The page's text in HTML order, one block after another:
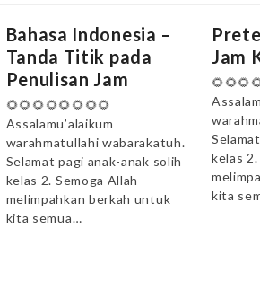
Bahasa Indonesia –
Tanda Titik pada
Penulisan Jam
🌻🌻🌻🌻🌻🌻🌻🌻
Assalamu’alaikum
warahmatullahi wabarakatuh.
Selamat pagi anak-anak solih
kelas 2. Semoga Allah
melimpahkan berkah untuk
kita semua…
Jam
kelas
kita